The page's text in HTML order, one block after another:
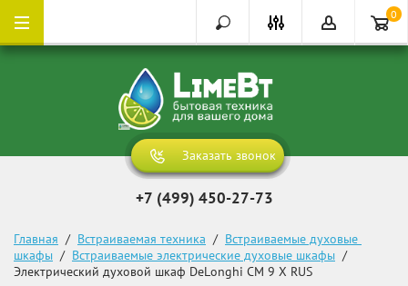
0
Заказать звонок
+7 (499) 450-27-73
Главная
  /
Встраиваемая техника
  /
Встраиваемые духовые
шкафы
  /
Встраиваемые электрические духовые шкафы
  /
Электрический духовой шкаф DeLonghi CM 9 X RUS